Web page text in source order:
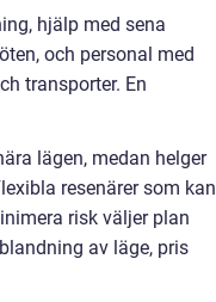
hjälp med sena
och personal med
transporter. En
lägen, medan helger
resenärer som kan
risk väljer plan
av läge, pris